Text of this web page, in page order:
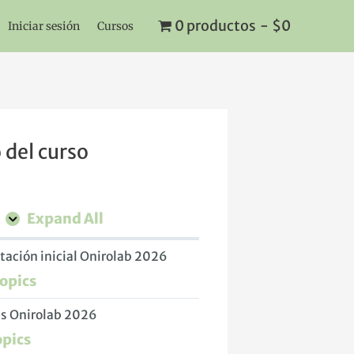
Iniciar sesión Cursos 0 productos $0
curso
Expand All
s
s
inicial Onirolab 2026
Onirolab 2026